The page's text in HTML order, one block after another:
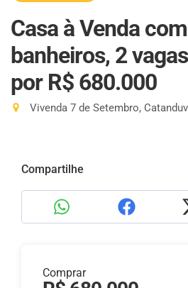
Casa à Venda
banheiros, 2
por R$ 680.000
Vivenda 7 de Setembro,
Compartilhe
Comprar